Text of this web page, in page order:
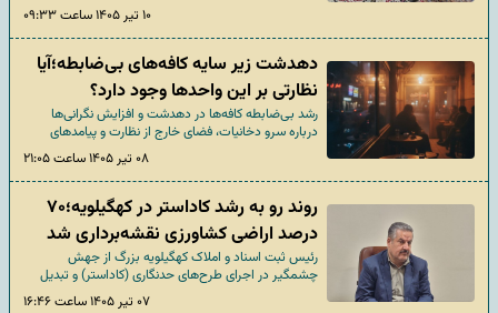
۱۰ تیر ۱۴۰۵ ساعت ۰۹:۳۳
دهدشت زیر سایه کافه‌های بی‌ضابطه؛آیا
نظارتی بر این واحدها وجود دارد؟
رشد بی‌ضابطه کافه‌ها در دهدشت و افزایش نگرانی‌ها
درباره سرو دخانیات، فضای خارج از نظارت و پیامدهای
اجتماعی آن، این روزها به یکی از جدی‌ترین دغدغه‌های
مسئولان و مطالبه‌ مردم برای ساماندهی فوری این مراکز
تبدیل شده است.
۰۸ تیر ۱۴۰۵ ساعت ۲۱:۰۵
روند رو به رشد کاداستر در کهگیلویه؛۷۰
درصد اراضی کشاورزی نقشه‌برداری شد
رئیس ثبت اسناد و املاک کهگیلویه بزرگ از جهش
چشمگیر در اجرای طرح‌های حدنگاری (کاداستر) و تبدیل
اسناد دفترچه‌ای به تک‌برگ خبر داد.۰۷ تیر ۱۴۰۵ ساعت ۱۶:۴۶